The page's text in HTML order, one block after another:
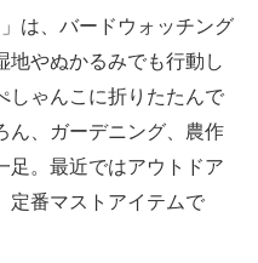
は、バードウォッチング
地やぬかるみでも行動し
しゃんこに折りたたんで
ん、ガーデニング、農作
足。最近ではアウトドア
定番マストアイテムで